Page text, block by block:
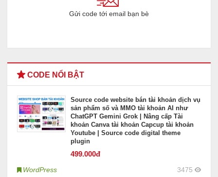
Gửi code tới email bạn bè
CODE NỔI BẬT
Source code website bán tài khoản dịch vụ
sản phẩm số và MMO tài khoản AI như
ChatGPT Gemini Grok | Nâng cấp Tài
khoản Canva tài khoản Capcup tài khoản
Youtube | Source code digital theme
plugin
499.000đ
WordPress 3475